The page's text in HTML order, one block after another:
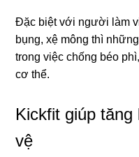
Đặc biệt với người làm
bụng, xệ mông thì
trong việc chống béo
cơ thể.
Kickfit giúp
vệ